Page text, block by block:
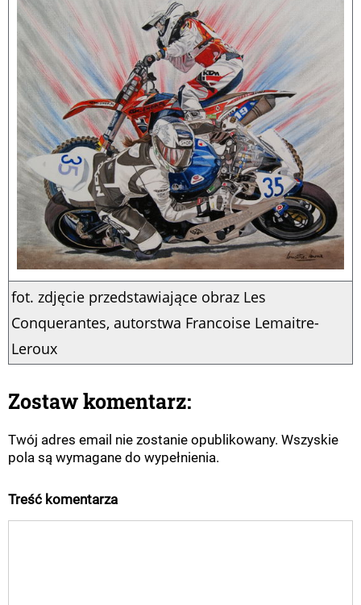
fot. zdjęcie przedstawiające obraz Les
Conquerantes, autorstwa Francoise Lemaitre-
Leroux
Zostaw komentarz:
Twój adres email nie zostanie opublikowany. Wszyskie
pola są wymagane do wypełnienia.
Treść komentarza